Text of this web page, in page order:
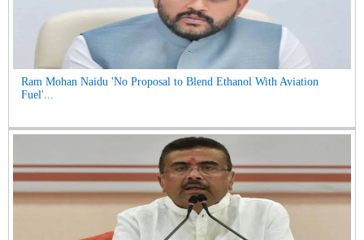
Ram Mohan Naidu 'No Proposal to Blend Ethanol With Aviation
Fuel'...